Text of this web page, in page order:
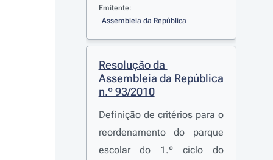
Resolução do Conselho de
Ministros n.º 44/2010
de Junho
Emitente:
Assembleia da República
Resolução da
Assembleia da República
n.º 93/2010
Definição de critérios para o
reordenamento do parque
escolar do 1.º ciclo do